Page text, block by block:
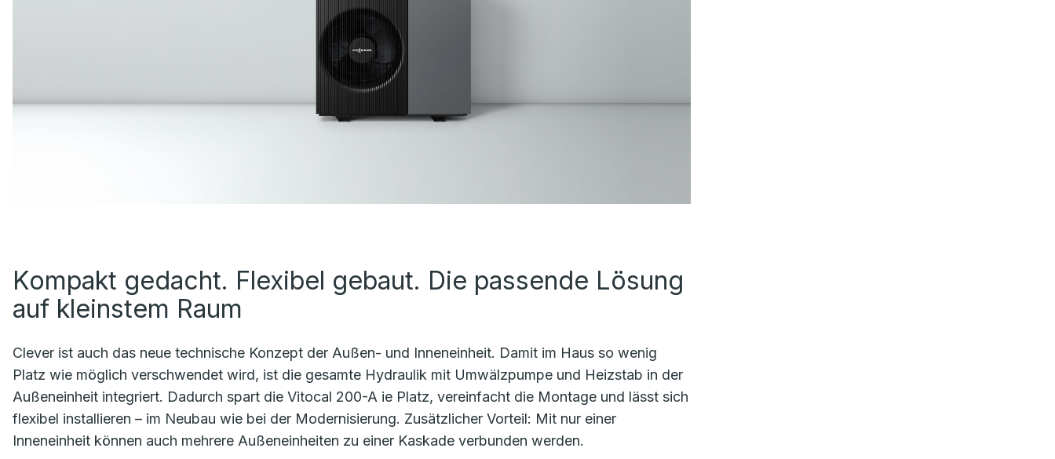
Kompakt gedacht. Flexibel gebaut. Die passende Lösung
auf kleinstem Raum
Clever ist auch das neue technische Konzept der Außen- und Inneneinheit. Damit im Haus so wenig
Platz wie möglich verschwendet wird, ist die gesamte Hydraulik mit Umwälzpumpe und Heizstab in der
Außeneinheit integriert. Dadurch spart die Vitocal 200-A ie Platz, vereinfacht die Montage und lässt sich
flexibel installieren – im Neubau wie bei der Modernisierung. Zusätzlicher Vorteil: Mit nur einer
Inneneinheit können auch mehrere Außeneinheiten zu einer Kaskade verbunden werden.